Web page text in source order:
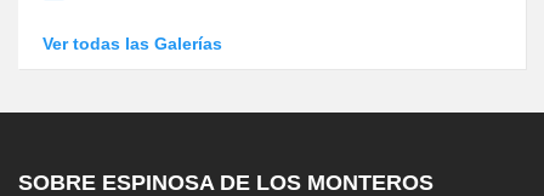
Ver todas las Galerías
SOBRE ESPINOSA DE LOS MONTEROS